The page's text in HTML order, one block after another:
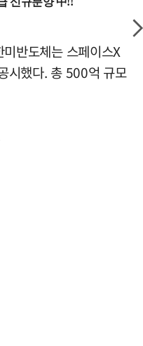
반도체는 스페이스X
시했다. 총 500억 규모